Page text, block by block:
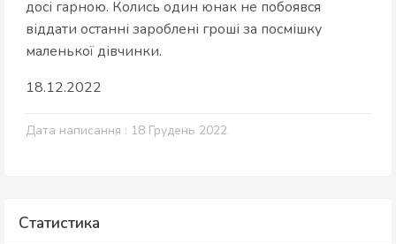
досі гарною. Колись один юнак не побоявся
віддати останні зароблені гроші за посмішку
маленької дівчинки.
18.12.2022
Дата написання : 18 Грудень 2022
Статистика